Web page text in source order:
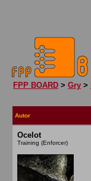
FPP BOARD > Gry >
Autor
Ocelot
Training (Enforcer)